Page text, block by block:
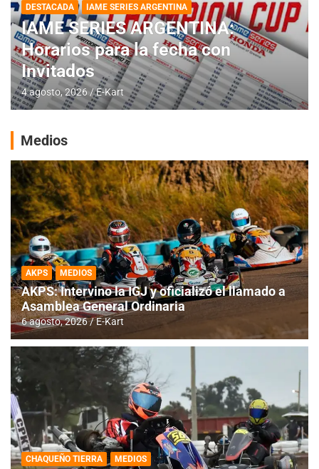
DESTACADA IAME SERIES ARGENTINA
IAME SERIES ARGENTINA:
Horarios para la fecha con
Invitados
4 agosto, 2026 E-Kart
Medios
AKPS MEDIOS
AKPS: Intervino la IGJ y oficializó el llamado a
Asamblea General Ordinaria
6 agosto, 2026 E-Kart
CHAQUEÑO TIERRA MEDIOS